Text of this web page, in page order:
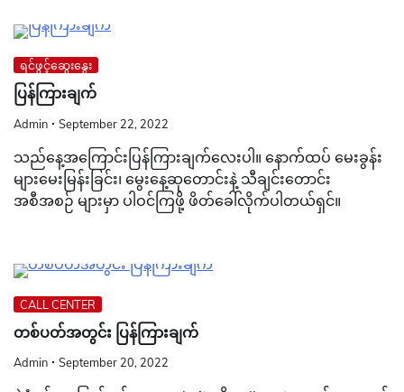
ရင်ဖွင့်ဆွေးနွေး
ပြန်ကြားချက်
Admin September 22, 2022
သည်နေ့အကြောင်းပြန်ကြားချက်လေးပါ။ နောက်ထပ် မေးခွန်း
များမေးမြန်းခြင်း၊ မွေးနေ့ဆုတောင်းနဲ့ သီချင်းတောင်း
အစီအစဉ် များမှာ ပါဝင်ကြဖို့ ဖိတ်ခေါ်လိုက်ပါတယ်ရှင်။
CALL CENTER
တစ်ပတ်အတွင်း ပြန်ကြားချက်
Admin September 20, 2022